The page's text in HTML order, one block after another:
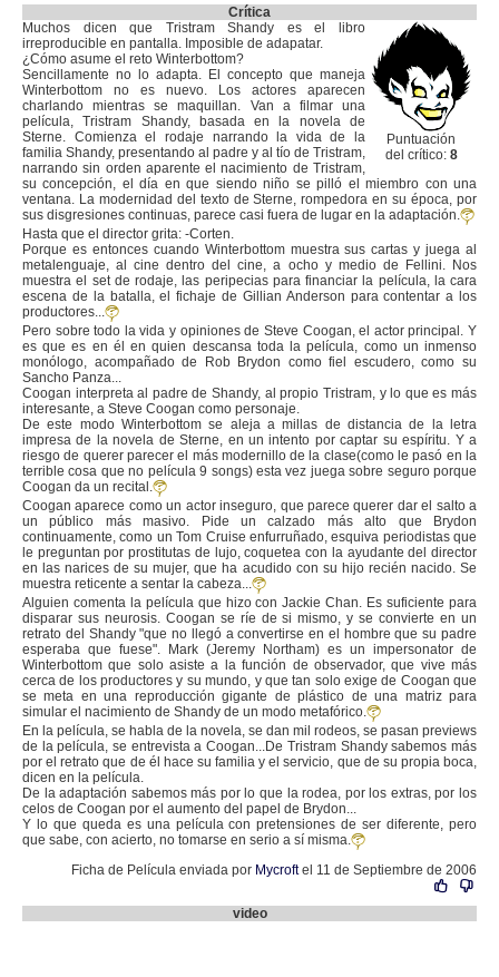
Crítica
Puntuación
del crítico: 8
Muchos dicen que Tristram Shandy es el libro
irreproducible en pantalla. Imposible de adapatar.
¿Cómo asume el reto Winterbottom?
Sencillamente no lo adapta. El concepto que maneja
Winterbottom no es nuevo. Los actores aparecen
charlando mientras se maquillan. Van a filmar una
película, Tristram Shandy, basada en la novela de
Sterne. Comienza el rodaje narrando la vida de la
familia Shandy, presentando al padre y al tío de Tristram,
narrando sin orden aparente el nacimiento de Tristram,
su concepción, el día en que siendo niño se pilló el miembro con una
ventana. La modernidad del texto de Sterne, rompedora en su época, por
sus disgresiones continuas, parece casi fuera de lugar en la adaptación.
Hasta que el director grita: -Corten.
Porque es entonces cuando Winterbottom muestra sus cartas y juega al
metalenguaje, al cine dentro del cine, a ocho y medio de Fellini. Nos
muestra el set de rodaje, las peripecias para financiar la película, la cara
escena de la batalla, el fichaje de Gillian Anderson para contentar a los
productores...
Pero sobre todo la vida y opiniones de Steve Coogan, el actor principal. Y
es que es en él en quien descansa toda la película, como un inmenso
monólogo, acompañado de Rob Brydon como fiel escudero, como su
Sancho Panza...
Coogan interpreta al padre de Shandy, al propio Tristram, y lo que es más
interesante, a Steve Coogan como personaje.
De este modo Winterbottom se aleja a millas de distancia de la letra
impresa de la novela de Sterne, en un intento por captar su espíritu. Y a
riesgo de querer parecer el más modernillo de la clase(como le pasó en la
terrible cosa que no película 9 songs) esta vez juega sobre seguro porque
Coogan da un recital.
Coogan aparece como un actor inseguro, que parece querer dar el salto a
un público más masivo. Pide un calzado más alto que Brydon
continuamente, como un Tom Cruise enfurruñado, esquiva periodistas que
le preguntan por prostitutas de lujo, coquetea con la ayudante del director
en las narices de su mujer, que ha acudido con su hijo recién nacido. Se
muestra reticente a sentar la cabeza...
Alguien comenta la película que hizo con Jackie Chan. Es suficiente para
disparar sus neurosis. Coogan se ríe de si mismo, y se convierte en un
retrato del Shandy "que no llegó a convertirse en el hombre que su padre
esperaba que fuese". Mark (Jeremy Northam) es un impersonator de
Winterbottom que solo asiste a la función de observador, que vive más
cerca de los productores y su mundo, y que tan solo exige de Coogan que
se meta en una reproducción gigante de plástico de una matriz para
simular el nacimiento de Shandy de un modo metafórico.
En la película, se habla de la novela, se dan mil rodeos, se pasan previews
de la película, se entrevista a Coogan...De Tristram Shandy sabemos más
por el retrato que de él hace su familia y el servicio, que de su propia boca,
dicen en la película.
De la adaptación sabemos más por lo que la rodea, por los extras, por los
celos de Coogan por el aumento del papel de Brydon...
Y lo que queda es una película con pretensiones de ser diferente, pero
que sabe, con acierto, no tomarse en serio a sí misma.
Ficha de Película enviada por Mycroftel 11 de Septiembre de 2006
video